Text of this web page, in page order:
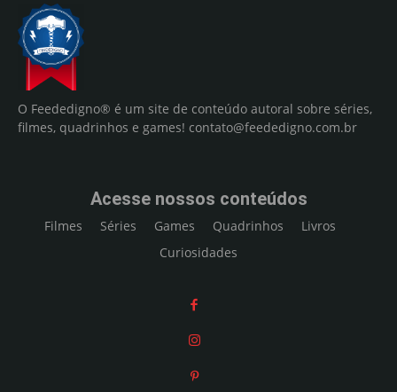
O Feededigno® é um site de conteúdo autoral sobre séries,
filmes, quadrinhos e games! contato@feededigno.com.br
Acesse nossos conteúdos
Filmes Séries Games Quadrinhos
Livros
Curiosidades